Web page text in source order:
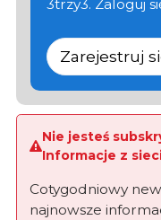
3trzy3. Zaloguj
Zarejestruj
Nie jesteś
Informacje z
Cotygodniowy
najnowsze